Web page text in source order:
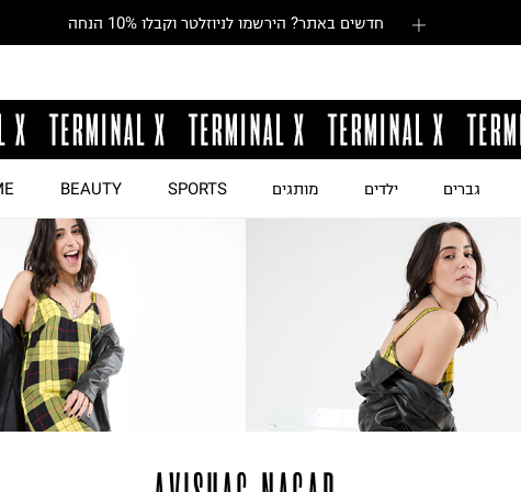
חדשים באתר? הירשמו לניוזלטר וקבלו 10% הנחה
גברים ילדים מותגים SPORTS
BEAUTY